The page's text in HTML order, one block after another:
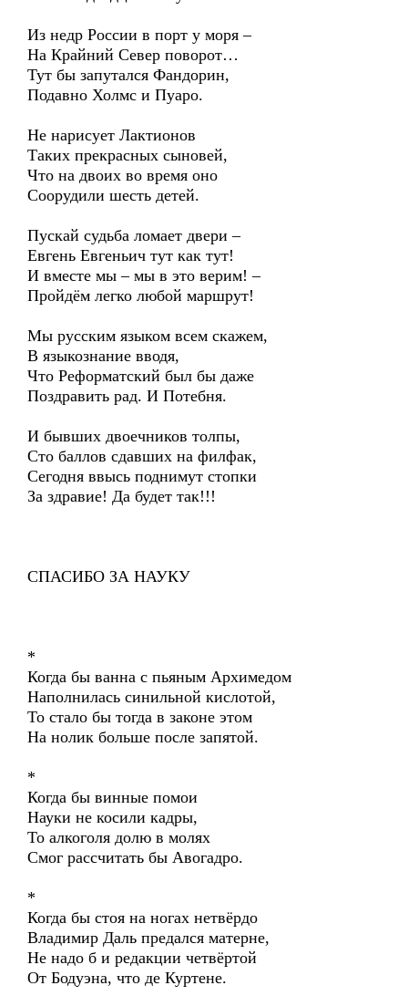
Из недр России в порт у моря –
На Крайний Север поворот…
Тут бы запутался Фандорин,
Подавно Холмс и Пуаро.
Не нарисует Лактионов
Таких прекрасных сыновей,
Что на двоих во время оно
Соорудили шесть детей.
Пускай судьба ломает двери –
Евгень Евгеньич тут как тут!
И вместе мы – мы в это верим! –
Пройдём легко любой маршрут!
Мы русским языком всем скажем,
В языкознание вводя,
Что Реформатский был бы даже
Поздравить рад. И Потебня.
И бывших двоечников толпы,
Сто баллов сдавших на филфак,
Сегодня ввысь поднимут стопки
За здравие! Да будет так!!!
СПАСИБО ЗА НАУКУ
*
Когда бы ванна с пьяным Архимедом
Наполнилась синильной кислотой,
То стало бы тогда в законе этом
На нолик больше после запятой.
*
Когда бы винные помои
Науки не косили кадры,
То алкоголя долю в молях
Смог рассчитать бы Авогадро.
*
Когда бы стоя на ногах нетвёрдо
Владимир Даль предался матерне,
Не надо б и редакции четвёртой
От Бодуэна, что де Куртене.